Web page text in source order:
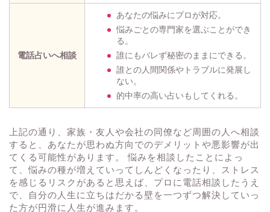
電話占いへ相談
あなたの悩みにプロが対応。
悩みごとの専門家を選ぶことができ
る。
誰にもバレず秘密のままにできる。
誰との人間関係やトラブルに発展し
ない。
的中率の高い占いもしてくれる。
上記の通り、家族・友人や会社の同僚など周囲の人へ相談
すると、あなたが思わぬ方向でのデメリットや悪影響が出
てくる可能性があります。 悩みを相談したことによっ
て、悩みの種が増えていってしんどくなったり、ストレス
を感じるリスクがあると思えば、プロに電話相談したうえ
で、自分の人生に立ちはだかる壁を一つずつ解決していっ
た方が円滑に人生が進みます。